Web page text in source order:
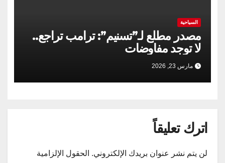
السياحية
مصدر مطلع لـ”تسنيم”: ترامب تراجع..
لا توجد مفاوضات
مارس 23, 2026
اترك تعليقاً
لن يتم نشر عنوان بريدك الإلكتروني. الحقول الإلزامية